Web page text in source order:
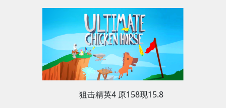
狙击精英4 原158现15.8